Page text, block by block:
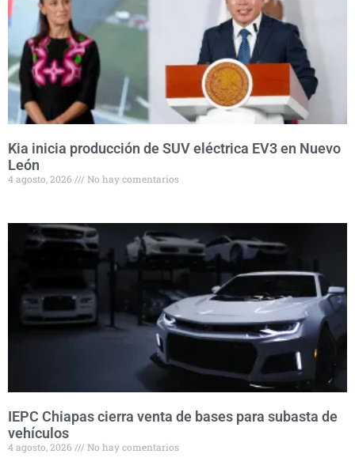
Kia inicia producción de SUV eléctrica EV3 en Nuevo
León
4 agosto, 2026 No hay comentarios
IEPC Chiapas cierra venta de bases para subasta de
vehículos
4 agosto, 2026 No hay comentarios